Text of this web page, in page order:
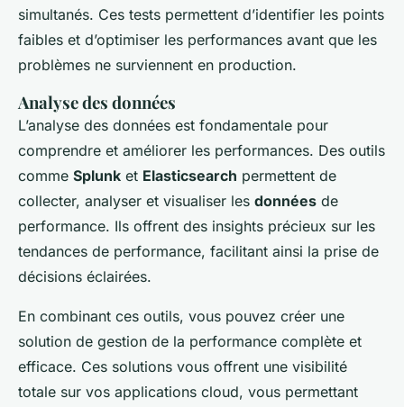
simultanés. Ces tests permettent d’identifier les points
faibles et d’optimiser les performances avant que les
problèmes ne surviennent en production.
Analyse des données
L’analyse des données est fondamentale pour
comprendre et améliorer les performances. Des outils
comme Splunk et Elasticsearch permettent de
collecter, analyser et visualiser les données de
performance. Ils offrent des insights précieux sur les
tendances de performance, facilitant ainsi la prise de
décisions éclairées.
En combinant ces outils, vous pouvez créer une
solution de gestion de la performance complète et
efficace. Ces solutions vous offrent une visibilité
totale sur vos applications cloud, vous permettant